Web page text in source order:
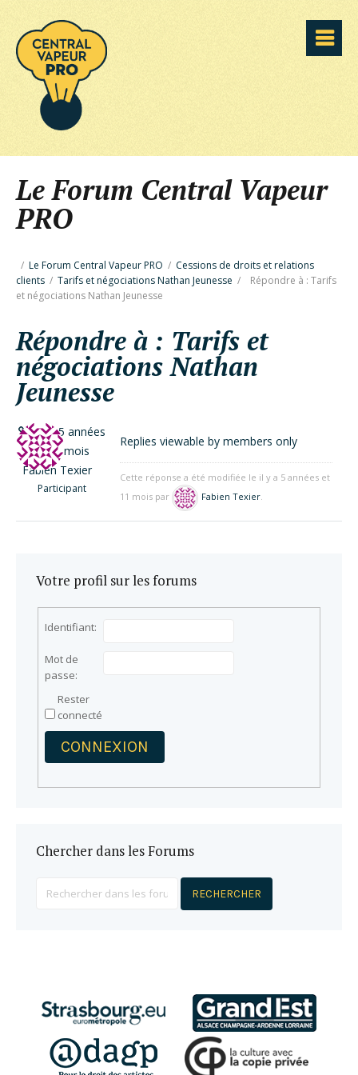
Le Forum Central Vapeur
PRO
/ Le Forum Central Vapeur PRO / Cessions de droits et relations
clients / Tarifs et négociations Nathan Jeunesse /
Répondre à : Tarifs
et négociations Nathan Jeunesse
Répondre à : Tarifs et
négociations Nathan
Jeunesse
il y a 5 années
et 11 mois
Fabien Texier
Participant
Replies viewable by members only
Cette réponse a été modifiée le il y a 5 années et
11 mois par
Fabien Texier.
Votre profil sur les forums
Identifiant:
Mot de
passe:
Rester
connecté
CONNEXION
Chercher dans les Forums